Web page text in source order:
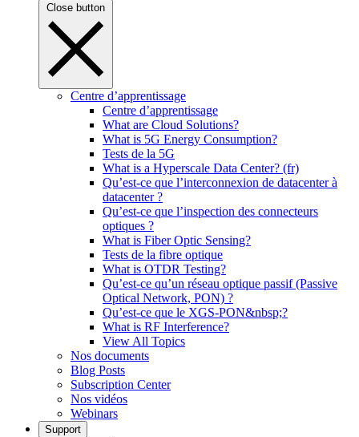
Close button
Centre d’apprentissage
Centre d’apprentissage
What are Cloud Solutions?
What is 5G Energy Consumption?
Tests de la 5G
What is a Hyperscale Data Center? (fr)
Qu’est-ce que l’interconnexion de datacenter à
datacenter ?
Qu’est-ce que l’inspection des connecteurs
optiques ?
What is Fiber Optic Sensing?
Tests de la fibre optique
What is OTDR Testing?
Qu’est-ce qu’un réseau optique passif (Passive
Optical Network, PON) ?
Qu’est-ce que le XGS-PON&nbsp;?
What is RF Interference?
View All Topics
Nos documents
Blog Posts
Subscription Center
Nos vidéos
Webinars
Support